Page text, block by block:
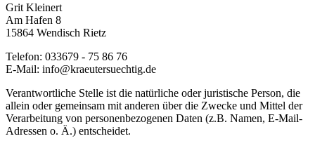
Grit Kleinert
Am Hafen 8
15864 Wendisch Rietz
Telefon: 033679 - 75 86 76
E-Mail: info@kraeutersuechtig.de
Verantwortliche Stelle ist die natürliche oder juristische Person, die
allein oder gemeinsam mit anderen über die Zwecke und Mittel der
Verarbeitung von personenbezogenen Daten (z.B. Namen, E-Mail-
Adressen o. Ä.) entscheidet.